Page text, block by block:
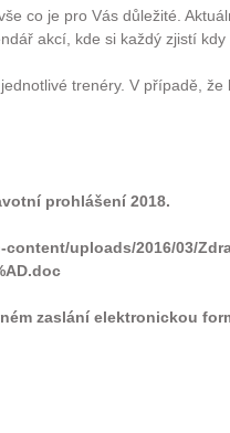
co je pro Vás důležité.
akcí, kde si každý zjistí
trenéry. V případě,
prohlášení 2018.
uploads/2016/03/
zaslání elektronickou